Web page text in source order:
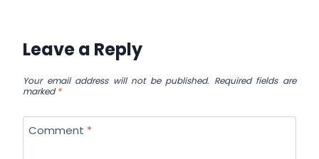
Leave a Reply
Your email address will not be published. Required fields are
marked*
Comment *